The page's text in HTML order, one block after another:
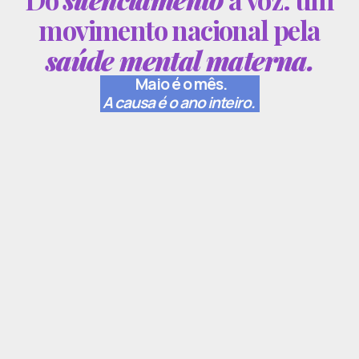
movimento nacional pela
saúde mental materna.
Maio é o mês.
A causa é o ano inteiro.